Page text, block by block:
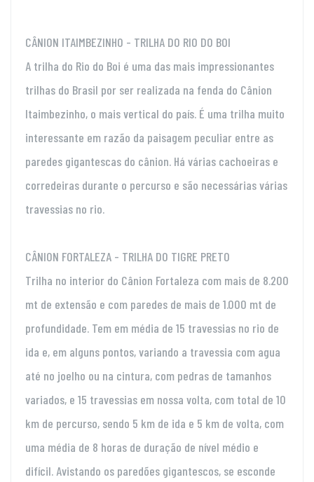
CÂNION ITAIMBEZINHO - TRILHA DO RIO DO BOI
A trilha do Rio do Boi é uma das mais impressionantes
trilhas do Brasil por ser realizada na fenda do Cânion
Itaimbezinho, o mais vertical do país. É uma trilha muito
interessante em razão da paisagem peculiar entre as
paredes gigantescas do cânion. Há várias cachoeiras e
corredeiras durante o percurso e são necessárias várias
travessias no rio.
CÂNION FORTALEZA - TRILHA DO TIGRE PRETO
Trilha no interior do Cânion Fortaleza com mais de 8.200
mt de extensão e com paredes de mais de 1.000 mt de
profundidade. Tem em média de 15 travessias no rio de
ida e, em alguns pontos, variando a travessia com agua
até no joelho ou na cintura, com pedras de tamanhos
variados, e 15 travessias em nossa volta, com total de 10
km de percurso, sendo 5 km de ida e 5 km de volta, com
uma média de 8 horas de duração de nível médio e
difícil. Avistando os paredões gigantescos, se esconde